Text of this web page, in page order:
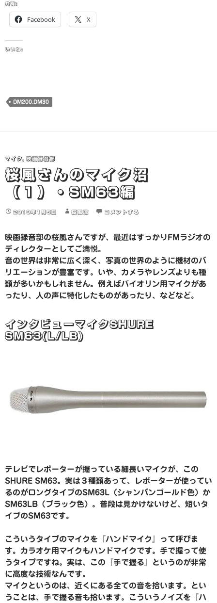
共有:
Facebook X
いいね:
DM200.DM30
マイク, 映画録音部
桜風さんのマイク沼
（１）・SM63編
2019年1月5日 桜風涼 コメントする
映画録音部の桜風さんですが、最近はすっかりFMラジオの
ディレクターとしてご満悦。
音の世界は非常に広く深く、写真の世界のように機材のバ
リエーションが豊富です。いや、カメラやレンズよりも種
類が多いかもしれません。例えばバイオリン用マイクがあ
ったり、人の声に特化したものがあったり、などなど。
インタビューマイクSHURE
SM63(L/LB)
テレビでレポーターが握っている細長いマイクが、この
SHURE SM63。実は３種類あって、レポーターが使ってい
るのがロングタイプのSM63L（シャンパンゴールド色）か
SM63LB（ブラック色）。普段は見かけないけど、短いタ
イプのSM63です。
こういうタイプのマイクを『ハンドマイク』って呼びま
す。カラオケ用マイクもハンドマイクです。手で握って使
うタイプですね。実は、この『手で握る』というのが非常
に高度な技術なんです。
マイクというのは、近くにある全ての音を拾います。とい
うことは、手で握る音も拾います。こういうノイズを『ハ